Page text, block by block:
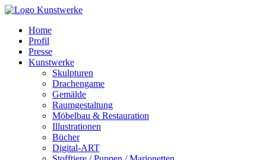
Home
Profil
Presse
Kunstwerke
Skulpturen
Drachengame
Gemälde
Raumgestaltung
Möbelbau & Restauration
Illustrationen
Bücher
Digital-ART